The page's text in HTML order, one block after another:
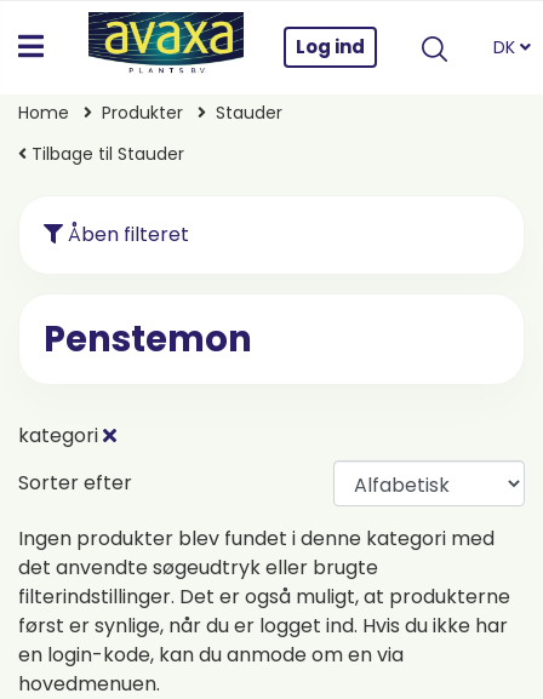
Log ind DK
Home Produkter
Stauder
Tilbage til Stauder
Åben filteret
Penstemon
kategori
Sorter efter
Ingen produkter blev fundet i denne kategori med
det anvendte søgeudtryk eller brugte
filterindstillinger. Det er også muligt, at produkterne
først er synlige, når du er logget ind. Hvis du ikke har
en login-kode, kan du anmode om en via
hovedmenuen.